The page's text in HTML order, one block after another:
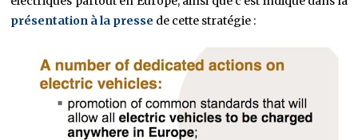
présentation à la presse de cette stratégie :